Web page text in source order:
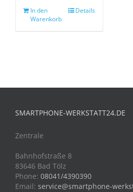
In den
Warenkorb
Details
SMARTPHONE-WERKSTATT24.DE
Zentrale
Bahnhofstraße 8
83646 Bad Tölz
Phone: 08041/4390390
Email: service@smartphone-